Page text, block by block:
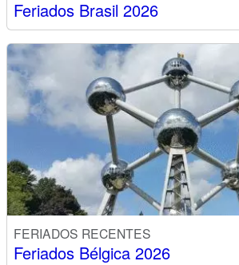
Feriados Brasil 2026
FERIADOS RECENTES
Feriados Bélgica 2026